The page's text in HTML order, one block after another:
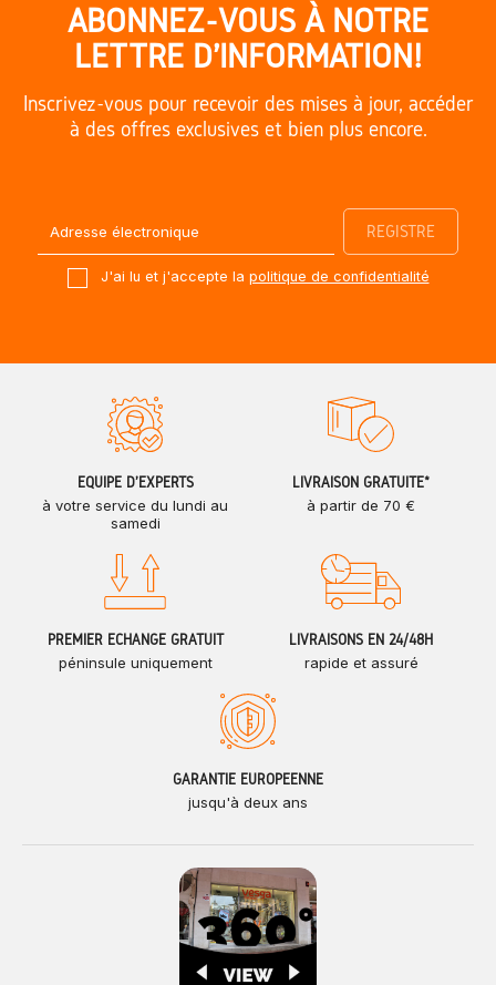
ABONNEZ-VOUS À NOTRE
LETTRE D'INFORMATION!
Inscrivez-vous pour recevoir des mises à jour, accéder
à des offres exclusives et bien plus encore.
J'ai lu et j'accepte la politique de confidentialité
ÉQUIPE D'EXPERTS
à votre service du lundi au
samedi
LIVRAISON GRATUITE*
à partir de 70 €
PREMIER ÉCHANGE GRATUIT
péninsule uniquement
LIVRAISONS EN 24/48H
rapide et assuré
GARANTIE EUROPÉENNE
jusqu'à deux ans